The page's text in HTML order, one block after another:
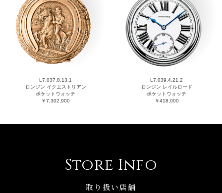
L7.037.8.13.1
ロンジン イクエストリアン
ポケットウォッチ
￥7,302,900
L7.039.4.21.2
ロンジン レイルロード
ポケットウォッチ
￥418,000
Store Info
取り扱い店舗